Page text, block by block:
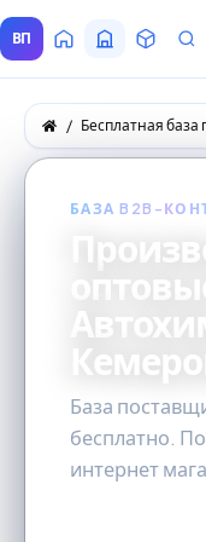
ВП ГлавнаяВсе Товары
БАЗА B2B-
База
бесплатно.
интернет